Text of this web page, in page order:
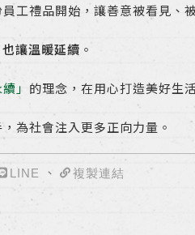
工禮品開始，讓善意被看見、
讓溫暖延續 。
」 的理念，在用心打造美好生
為社會注入更多正向力量。
LINE 、 複製連結